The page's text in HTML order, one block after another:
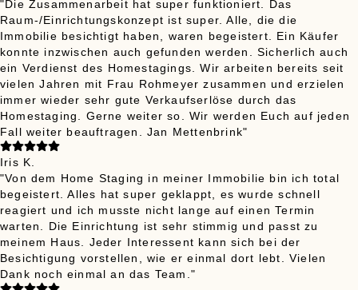
"Die Zusammenarbeit hat super funktioniert. Das
Raum-/Einrichtungskonzept ist super. Alle, die die
Immobilie besichtigt haben, waren begeistert. Ein Käufer
konnte inzwischen auch gefunden werden. Sicherlich auch
ein Verdienst des Homestagings. Wir arbeiten bereits seit
vielen Jahren mit Frau Rohmeyer zusammen und erzielen
immer wieder sehr gute Verkaufserlöse durch das
Homestaging. Gerne weiter so. Wir werden Euch auf jeden
Fall weiter beauftragen. Jan Mettenbrink"
Iris K.
"Von dem Home Staging in meiner Immobilie bin ich total
begeistert. Alles hat super geklappt, es wurde schnell
reagiert und ich musste nicht lange auf einen Termin
warten. Die Einrichtung ist sehr stimmig und passt zu
meinem Haus. Jeder Interessent kann sich bei der
Besichtigung vorstellen, wie er einmal dort lebt. Vielen
Dank noch einmal an das Team."